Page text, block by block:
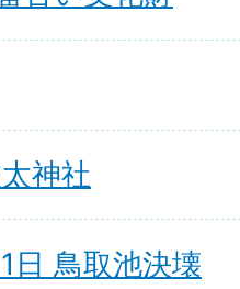
神社
日 鳥取池決壊